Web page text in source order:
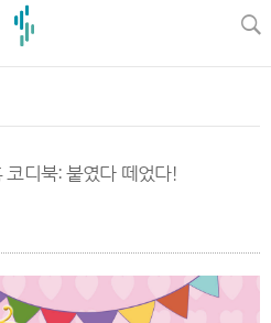
코디북: 붙였다 떼었다!